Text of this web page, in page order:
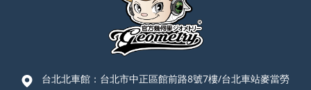
台北北車館：台北市中正區館前路8號7樓/台北車站麥當勞